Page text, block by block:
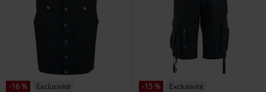
-16 %
Exclusivité
-15 %
Exclusivité